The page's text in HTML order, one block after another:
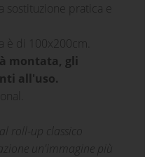
sostituzione pratica e
è di 100x200cm.
montata, gli
all'uso.
roll-up classico
un'immagine più